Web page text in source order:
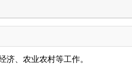
、农业农村等工作。